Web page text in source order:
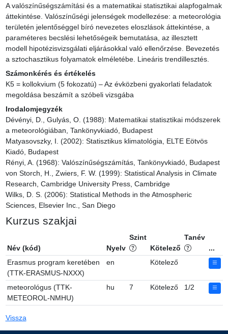
A valószínűségszámítási és a matematikai statisztikai alapfogalmak
áttekintése. Valószínűségi jelenségek modellezése: a meteorológia
területén jelentőséggel bíró nevezetes eloszlások áttekintése, a
paraméteres becslési lehetőségeik bemutatása, az illesztett
modell hipotézisvizsgálati eljárásokkal való ellenőrzése. Bevezetés
a sztochasztikus folyamatok elméletébe. Lineáris trendillesztés.
Számonkérés és értékelés
K5 = kollokvium (5 fokozatú) – Az évközbeni gyakorlati feladatok
megoldása beszámít a szóbeli vizsgába
Irodalomjegyzék
Dévényi, D., Gulyás, O. (1988): Matematikai statisztikai módszerek
a meteorológiában, Tankönyvkiadó, Budapest
Matyasovszky, I. (2002): Statisztikus klimatológia, ELTE Eötvös
Kiadó, Budapest
Rényi, A. (1968): Valószínűségszámítás, Tankönyvkiadó, Budapest
von Storch, H., Zwiers, F. W. (1999): Statistical Analysis in Climate
Research, Cambridge University Press, Cambridge
Wilks, D. S. (2006): Statistical Methods in the Atmospheric
Sciences, Elsevier Inc., San Diego
Kurzus szakjai
Név (kód) Nyelv
Szint
Kötelező
Tanév
...
Erasmus program keretében
(TTK-ERASMUS-NXXX)
en Kötelező
meteorológus (TTK-
METEOROL-NMHU)
hu 7 Kötelező 1/2
Vissza